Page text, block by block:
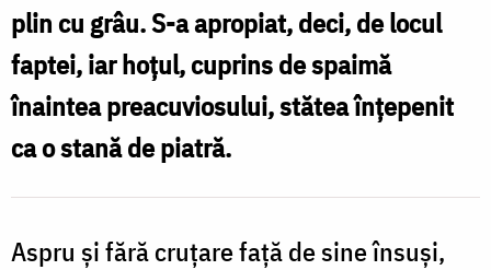
plin cu grâu. S-a apropiat, deci, de locul
faptei, iar hoţul, cuprins de spaimă
înaintea preacuviosului, stătea înţepenit
ca o stană de piatră.
Aspru şi fără cruţare faţă de sine însuşi,